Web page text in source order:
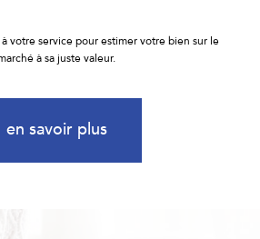
votre service pour estimer votre bien sur le
à sa juste valeur.
en savoir plus